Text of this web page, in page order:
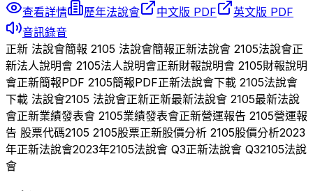
查看詳情
歷年法說會 中文版 PDF
英文版 PDF
音訊錄音
正新 法說會簡報 2105 法說會簡報正新法說會 2105法說會正
新法人說明會 2105法人說明會正新財報說明會 2105財報說明
會正新簡報PDF 2105簡報PDF正新法說會下載 2105法說會
下載 法說會2105 法說會正新正新最新法說會 2105最新法說
會正新業績發表會 2105業績發表會正新營運報告 2105營運報
告 股票代碼2105 2105股票正新股價分析 2105股價分析2023
年正新法說會2023年2105法說會 Q3正新法說會 Q32105法說
會